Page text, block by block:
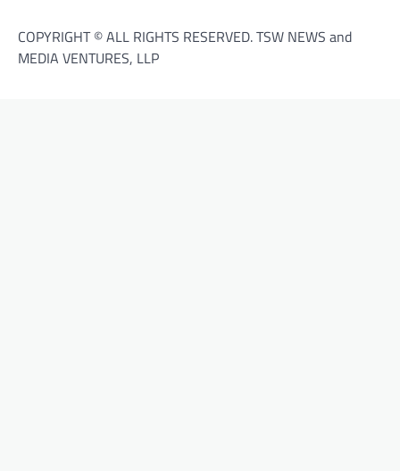
COPYRIGHT © ALL RIGHTS RESERVED. TSW NEWS and
MEDIA VENTURES, LLP